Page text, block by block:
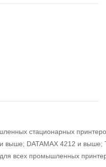
стационарных
выше; DATAMAX 4212 и выше;
всех промышленных